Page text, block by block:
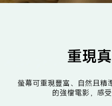
重現
螢幕可重現豐富、自然且精
的強檔電影，感